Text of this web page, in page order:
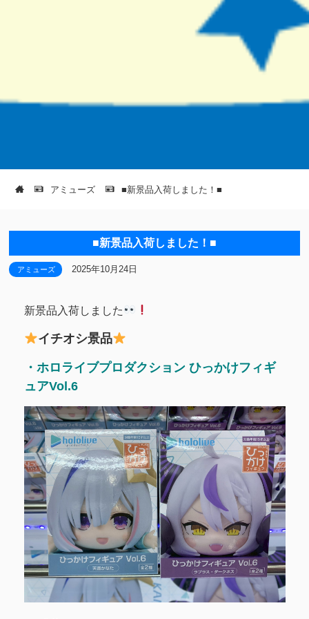
アミューズ ■新景品入荷しました！■
■新景品入荷しました！■
アミューズ 2025年10月24日
新景品入荷しました
イチオシ景品
・ホロライブプロダクション ひっかけフィギ
ュアVol.6